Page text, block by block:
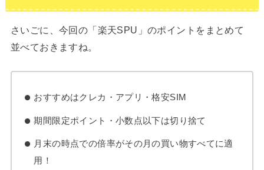
さいごに、今回の「楽天SPU」のポイントをまとめて
並べておきますね。
おすすめはクレカ・アプリ・格安SIM
期間限定ポイント・小数点以下は切り捨て
月末の時点での倍率がその月の買い物すべてに適
用！